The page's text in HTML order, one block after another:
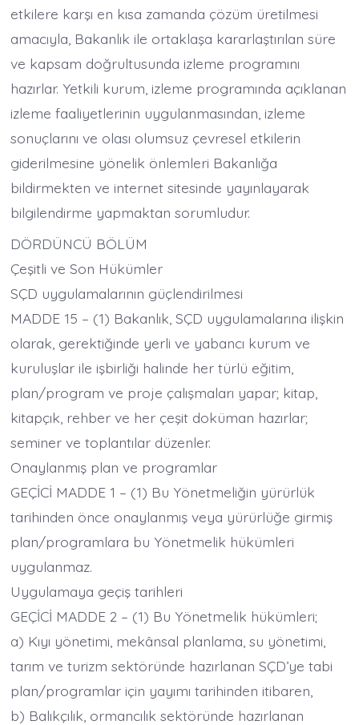
etkilere karşı en kısa zamanda çözüm üretilmesi
amacıyla, Bakanlık ile ortaklaşa kararlaştırılan süre
ve kapsam doğrultusunda izleme programını
hazırlar. Yetkili kurum, izleme programında açıklanan
izleme faaliyetlerinin uygulanmasından, izleme
sonuçlarını ve olası olumsuz çevresel etkilerin
giderilmesine yönelik önlemleri Bakanlığa
bildirmekten ve internet sitesinde yayınlayarak
bilgilendirme yapmaktan sorumludur.
DÖRDÜNCÜ BÖLÜM
Çeşitli ve Son Hükümler
SÇD uygulamalarının güçlendirilmesi
MADDE 15 – (1) Bakanlık, SÇD uygulamalarına ilişkin
olarak, gerektiğinde yerli ve yabancı kurum ve
kuruluşlar ile işbirliği halinde her türlü eğitim,
plan/program ve proje çalışmaları yapar; kitap,
kitapçık, rehber ve her çeşit doküman hazırlar;
seminer ve toplantılar düzenler.
Onaylanmış plan ve programlar
GEÇİCİ MADDE 1 – (1) Bu Yönetmeliğin yürürlük
tarihinden önce onaylanmış veya yürürlüğe girmiş
plan/programlara bu Yönetmelik hükümleri
uygulanmaz.
Uygulamaya geçiş tarihleri
GEÇİCİ MADDE 2 – (1) Bu Yönetmelik hükümleri;
a) Kıyı yönetimi, mekânsal planlama, su yönetimi,
tarım ve turizm sektöründe hazırlanan SÇD’ye tabi
plan/programlar için yayımı tarihinden itibaren,
b) Balıkçılık, ormancılık sektöründe hazırlanan